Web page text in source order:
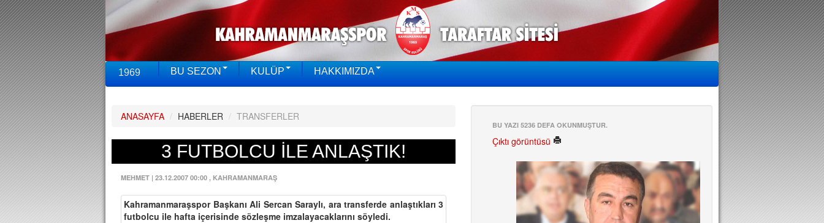
1969 BU SEZON KULÜP HAKKIMIZDA
ANASAYFA / HABERLER / TRANSFERLER
3 FUTBOLCU İLE ANLAŞTIK!
MEHMET | 23.12.2007 00:00 , KAHRAMANMARAŞ
Kahramanmaraşspor Başkanı Ali Sercan Saraylı, ara transferde anlaştıkları 3
futbolcu ile hafta içerisinde sözleşme imzalayacaklarını söyledi.
BU YAZI 5236 DEFA OKUNMUŞTUR.
Çıktı görüntüsü